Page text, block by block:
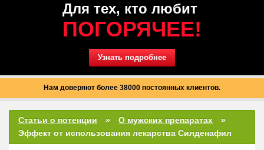
Для тех, кто любит
ПОГОРЯЧЕЕ!
Узнать подробнее
Нам доверяют более 38000 постоянных клиентов.
Статьи о потенции
О мужских препаратах
Эффект от использования лекарства Силденафил